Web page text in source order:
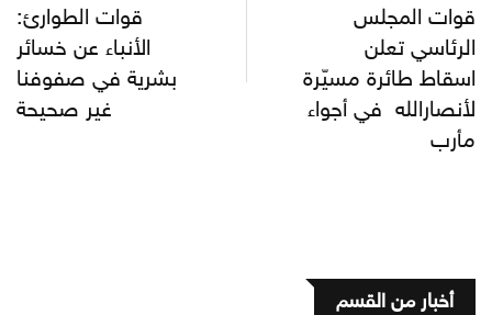
قوات المجلس
الرئاسي تعلن
اسقاط طائرة مسيّرة
لأنصارالله في أجواء
مأرب
قوات الطوارئ:
الأنباء عن خسائر
بشرية في صفوفنا
غير صحيحة
أخبار من القسم